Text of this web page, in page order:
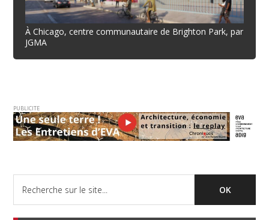
À Chicago, centre communautaire de Brighton Park, par
JGMA
PUBLICITE